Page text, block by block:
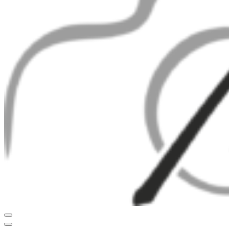
Navigationsmenü
Navigationsmenü